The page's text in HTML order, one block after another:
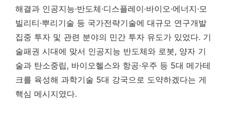
해결과 인공지능·반도체·디스플레이·바이오·에너지·모
빌리티·뿌리기술 등 국가전략기술에 대규모 연구개발
집중 투자 및 관련 분야의 민간 투자 유도가 있었다. 기
술패권 시대에 맞서 인공지능 반도체와 로봇, 양자 기
술과 탄소중립, 바이오헬스와 항공·우주 등 5대 메가테
크를 육성해 과학기술 5대 강국으로 도약하겠다는 게
핵심 메시지였다.